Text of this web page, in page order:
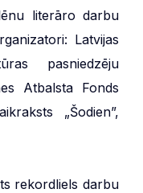
literāro darbu
Latvijas
pasniedzēju
Atbalsta Fonds
„Šodien”,
rekordliels darbu